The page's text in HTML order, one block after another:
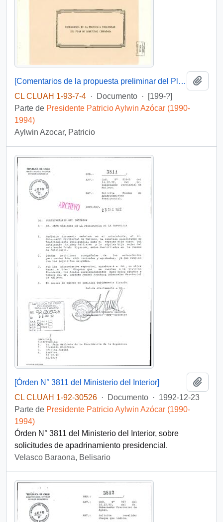
[Comentarios de la propuesta preliminar del Plan de Seguridad Cuidadana]
CL CLUAH 1-93-7-4 · Documento ·
[199-?]
Parte de Presidente Patricio Aylwin Azócar (1990-
1994)
Aylwin Azocar, Patricio
[Órden N° 3811 del Ministerio del Interior]
CL CLUAH 1-92-30526 · Documento · 1992-12-23
Parte de Presidente Patricio Aylwin Azócar (1990-
1994)
Órden N° 3811 del Ministerio del Interior, sobre
solicitudes de apadrinamiento presidencial.
Velasco Baraona, Belisario